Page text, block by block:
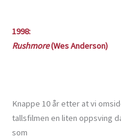
1998:
Rushmore(Wes Anderson)
Knappe 10 år etter at vi
tallsfilmen en liten oppsving
som